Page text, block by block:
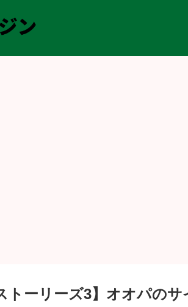
トーリーズ3】オオパの